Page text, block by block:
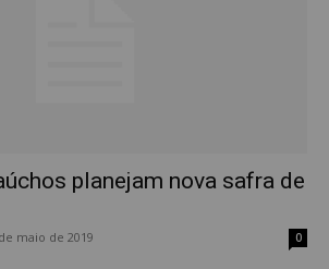
planejam nova safra de
maio de 2019 0